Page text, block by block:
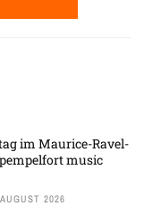
im Maurice-Ravel-
music
2026